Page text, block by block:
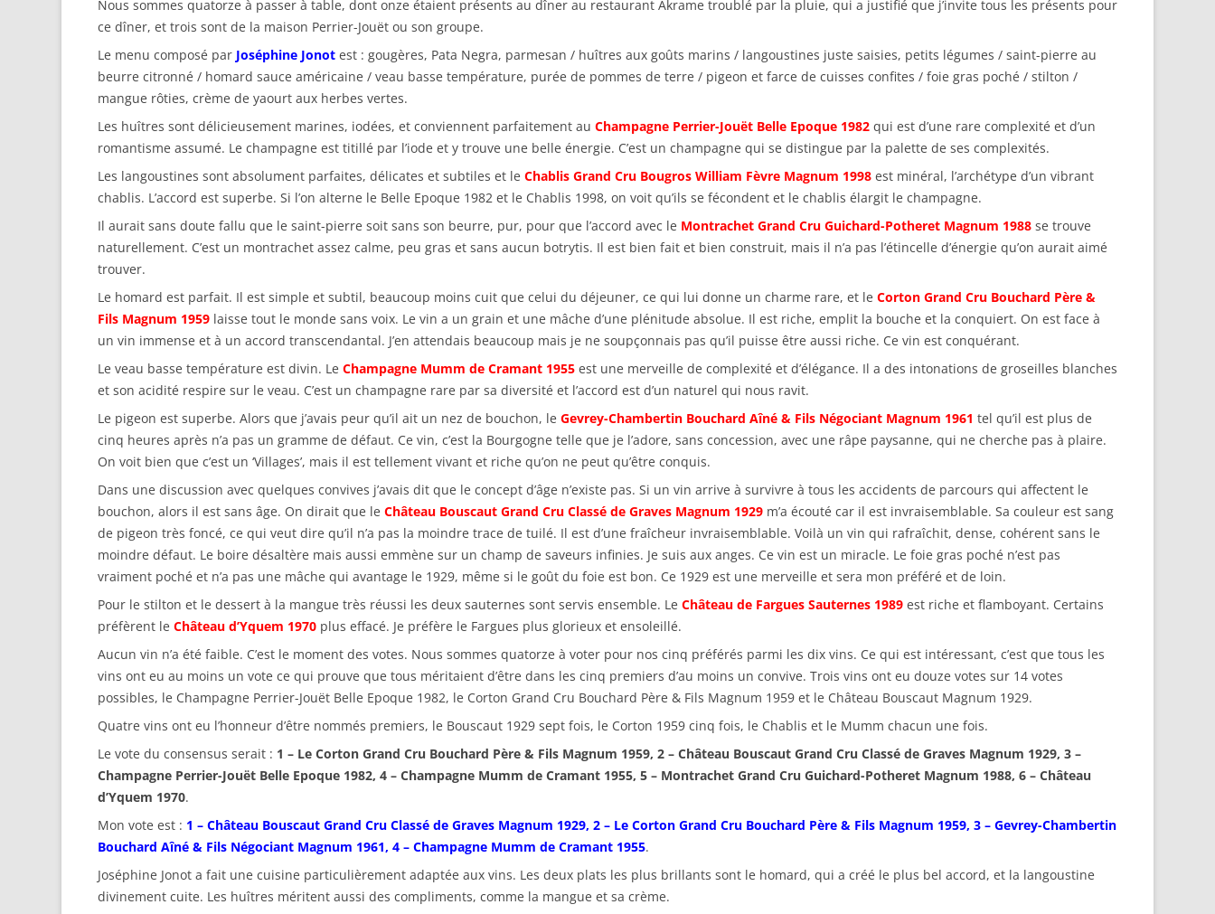
Nous sommes quatorze à passer à table, dont onze étaient présents au dîner au restaurant Akrame troublé par la pluie, qui a justifié que j’invite tous les présents pour
ce dîner, et trois sont de la maison Perrier-Jouët ou son groupe.
Le menu composé par Joséphine Jonot est : gougères, Pata Negra, parmesan / huîtres aux goûts marins / langoustines juste saisies, petits légumes / saint-pierre au
beurre citronné / homard sauce américaine / veau basse température, purée de pommes de terre / pigeon et farce de cuisses confites / foie gras poché / stilton /
mangue rôties, crème de yaourt aux herbes vertes.
Les huîtres sont délicieusement marines, iodées, et conviennent parfaitement au Champagne Perrier-Jouët Belle Epoque 1982 qui est d’une rare complexité et d’un
romantisme assumé. Le champagne est titillé par l’iode et y trouve une belle énergie. C’est un champagne qui se distingue par la palette de ses complexités.
Les langoustines sont absolument parfaites, délicates et subtiles et le Chablis Grand Cru Bougros William Fèvre Magnum 1998 est minéral, l’archétype d’un vibrant
chablis. L’accord est superbe. Si l’on alterne le Belle Epoque 1982 et le Chablis 1998, on voit qu’ils se fécondent et le chablis élargit le champagne.
Il aurait sans doute fallu que le saint-pierre soit sans son beurre, pur, pour que l’accord avec le Montrachet Grand Cru Guichard-Potheret Magnum 1988 se trouve
naturellement. C’est un montrachet assez calme, peu gras et sans aucun botrytis. Il est bien fait et bien construit, mais il n’a pas l’étincelle d’énergie qu’on aurait aimé
trouver.
Le homard est parfait. Il est simple et subtil, beaucoup moins cuit que celui du déjeuner, ce qui lui donne un charme rare, et le Corton Grand Cru Bouchard Père &
Fils Magnum 1959 laisse tout le monde sans voix. Le vin a un grain et une mâche d’une plénitude absolue. Il est riche, emplit la bouche et la conquiert. On est face à
un vin immense et à un accord transcendantal. J’en attendais beaucoup mais je ne soupçonnais pas qu’il puisse être aussi riche. Ce vin est conquérant.
Le veau basse température est divin. Le Champagne Mumm de Cramant 1955 est une merveille de complexité et d’élégance. Il a des intonations de groseilles blanches
et son acidité respire sur le veau. C’est un champagne rare par sa diversité et l’accord est d’un naturel qui nous ravit.
Le pigeon est superbe. Alors que j’avais peur qu’il ait un nez de bouchon, le Gevrey-Chambertin Bouchard Aîné & Fils Négociant Magnum 1961 tel qu’il est plus de
cinq heures après n’a pas un gramme de défaut. Ce vin, c’est la Bourgogne telle que je l’adore, sans concession, avec une râpe paysanne, qui ne cherche pas à plaire.
On voit bien que c’est un ‘Villages’, mais il est tellement vivant et riche qu’on ne peut qu’être conquis.
Dans une discussion avec quelques convives j’avais dit que le concept d’âge n’existe pas. Si un vin arrive à survivre à tous les accidents de parcours qui affectent le
bouchon, alors il est sans âge. On dirait que le Château Bouscaut Grand Cru Classé de Graves Magnum 1929 m’a écouté car il est invraisemblable. Sa couleur est sang
de pigeon très foncé, ce qui veut dire qu’il n’a pas la moindre trace de tuilé. Il est d’une fraîcheur invraisemblable. Voilà un vin qui rafraîchit, dense, cohérent sans le
moindre défaut. Le boire désaltère mais aussi emmène sur un champ de saveurs infinies. Je suis aux anges. Ce vin est un miracle. Le foie gras poché n’est pas
vraiment poché et n’a pas une mâche qui avantage le 1929, même si le goût du foie est bon. Ce 1929 est une merveille et sera mon préféré et de loin.
Pour le stilton et le dessert à la mangue très réussi les deux sauternes sont servis ensemble. Le Château de Fargues Sauternes 1989 est riche et flamboyant. Certains
préfèrent le Château d’Yquem 1970 plus effacé. Je préfère le Fargues plus glorieux et ensoleillé.
Aucun vin n’a été faible. C’est le moment des votes. Nous sommes quatorze à voter pour nos cinq préférés parmi les dix vins. Ce qui est intéressant, c’est que tous les
vins ont eu au moins un vote ce qui prouve que tous méritaient d’être dans les cinq premiers d’au moins un convive. Trois vins ont eu douze votes sur 14 votes
possibles, le Champagne Perrier-Jouët Belle Epoque 1982, le Corton Grand Cru Bouchard Père & Fils Magnum 1959 et le Château Bouscaut Magnum 1929.
Quatre vins ont eu l’honneur d’être nommés premiers, le Bouscaut 1929 sept fois, le Corton 1959 cinq fois, le Chablis et le Mumm chacun une fois.
Le vote du consensus serait : 1 – Le Corton Grand Cru Bouchard Père & Fils Magnum 1959, 2 – Château Bouscaut Grand Cru Classé de Graves Magnum 1929, 3 –
Champagne Perrier-Jouët Belle Epoque 1982, 4 – Champagne Mumm de Cramant 1955, 5 – Montrachet Grand Cru Guichard-Potheret Magnum 1988, 6 – Château
d’Yquem 1970.
Mon vote est : 1 – Château Bouscaut Grand Cru Classé de Graves Magnum 1929, 2 – Le Corton Grand Cru Bouchard Père & Fils Magnum 1959, 3 – Gevrey-Chambertin
Bouchard Aîné & Fils Négociant Magnum 1961, 4 – Champagne Mumm de Cramant 1955.
Joséphine Jonot a fait une cuisine particulièrement adaptée aux vins. Les deux plats les plus brillants sont le homard, qui a créé le plus bel accord, et la langoustine
divinement cuite. Les huîtres méritent aussi des compliments, comme la mangue et sa crème.